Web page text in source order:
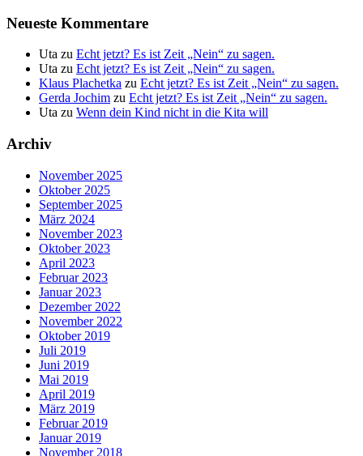
Neueste Kommentare
Uta zu Echt jetzt? Es ist Zeit „Nein“ zu sagen.
Uta zu Echt jetzt? Es ist Zeit „Nein“ zu sagen.
Klaus Plachetka zu Echt jetzt? Es ist Zeit „Nein“ zu sagen.
Gerda Jochim zu Echt jetzt? Es ist Zeit „Nein“ zu sagen.
Uta zu Wenn dein Kind nicht in die Kita will
Archiv
November 2025
Oktober 2025
September 2025
März 2024
November 2023
Oktober 2023
April 2023
Februar 2023
Januar 2023
Dezember 2022
November 2022
Oktober 2019
Juli 2019
Juni 2019
Mai 2019
April 2019
März 2019
Februar 2019
Januar 2019
November 2018